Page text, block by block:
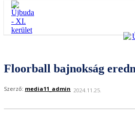
Floorball bajnokság
Szerző: media11_admin 2024.11.25.